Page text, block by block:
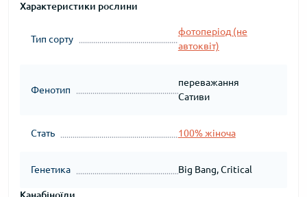
Характеристики рослини
Тип сорту
фотоперіод (не
автоквіт)
Фенотип
переважання
Сативи
Стать 100% жіноча
Генетика Big Bang, Critical